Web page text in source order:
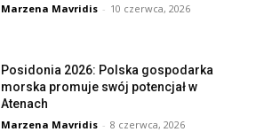
Marzena Mavridis - 10 czerwca, 2026
Posidonia 2026: Polska gospodarka
morska promuje swój potencjał w
Atenach
Marzena Mavridis - 8 czerwca, 2026